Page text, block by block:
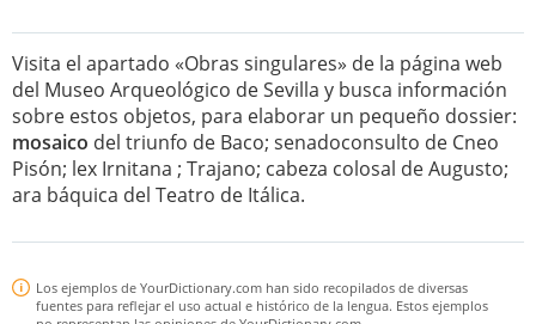
Visita el apartado «Obras singulares» de la página web
del Museo Arqueológico de Sevilla y busca información
sobre estos objetos, para elaborar un pequeño dossier:
mosaico del triunfo de Baco; senadoconsulto de Cneo
Pisón; lex Irnitana ; Trajano; cabeza colosal de Augusto;
ara báquica del Teatro de Itálica.
Los ejemplos de YourDictionary.com han sido recopilados de diversas
fuentes para reflejar el uso actual e histórico de la lengua. Estos ejemplos